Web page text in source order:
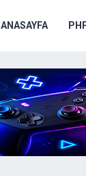
ANASAYFA